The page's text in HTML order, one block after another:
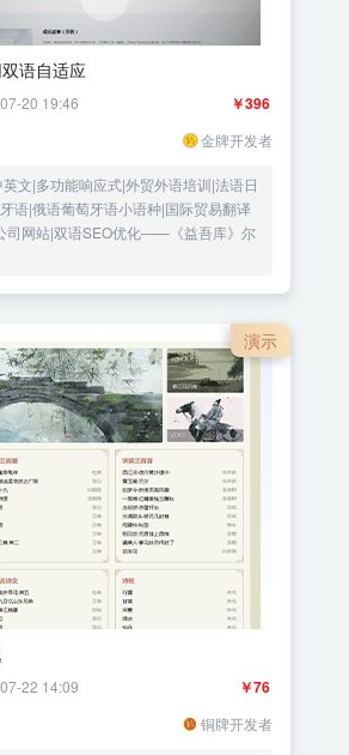
语自适应
￥396
20 19:46
金牌开发者
文|多功能响应式|外贸外语培训|法语日
语|俄语葡萄牙语小语种|国际贸易翻译
司网站|双语SEO优化——《益吾库》尔
演示
￥76
22 14:09
铜牌开发者